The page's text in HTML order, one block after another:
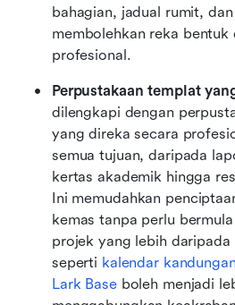
bahagian, jadual rumit,
membolehkan reka
profesional.
Perpustakaan templat
dilengkapi dengan
yang direka secara
semua tujuan, daripada
kertas akademik hingga
Ini memudahkan
kemas tanpa perlu
projek yang lebih
seperti kalendar kandungan
Lark Base boleh menjadi